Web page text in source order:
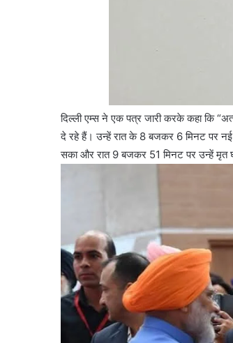
दिल्ली एम्स ने एक पत्र जारी करके कहा कि
दे रहे हैं। उन्हें रात के 8 बजकर 6 मिनट पर नई
सका और रात 9 बजकर 51 मिनट पर उन्हें मृत